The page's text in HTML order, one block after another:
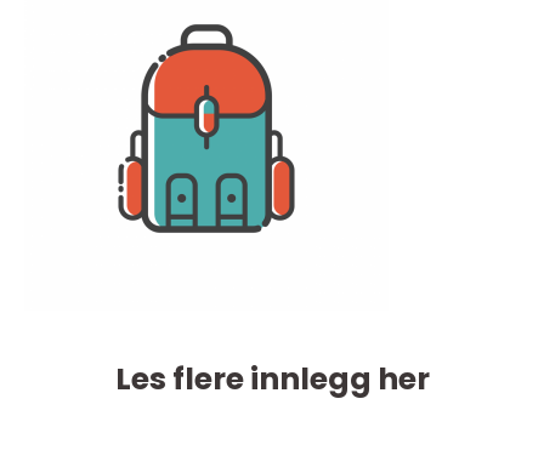
Les flere innlegg her